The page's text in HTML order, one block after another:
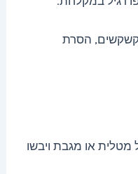
הסרת
מטלית או מגבת ויבשו